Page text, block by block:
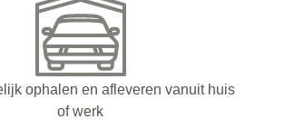
ophalen en afleveren vanuit huis
of werk